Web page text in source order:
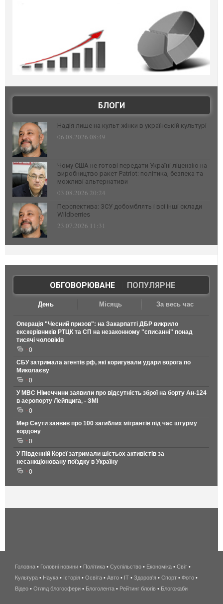
БЛОГИ
Надія лише на культ жінки в українській культурі
06.08.2026 08:49
Чому США не готові передати Україні ліцензію на
виробництво ракет Patriot: політика, безпека та
можливі альтернативи
03.08.2026 20:24
Перспектива: ЗСУ добомблять і всі інші склади
Wildberries
23.07.2026 11:31
ОБГОВОРЮВАНЕ| ПОПУЛЯРНЕ
День Місяць За весь час
Операція "Чесний призов": на Закарпатті ДБР викрило
екскерівників РТЦК та СП на незаконному "списанні" понад
тисячі чоловіків
0
СБУ затримала агентів рф, які коригували удари ворога по
Миколаєву
0
У МВС Німеччини заявили про відсутність зброї на борту Ан-124
в аеропорту Лейпцига, - ЗМІ
0
Мер Сеути заявив про 100 загиблих мігрантів під час штурму
кордону
0
У Південній Кореї затримали шістьох активістів за
несанкціоновану поїздку в Україну
0
беспроводной
интернет
киев
Головна • Головні новини • Політика • Суспільство • Економіка • Світ •
Культура • Наука • Історія • Освіта • Авто • IT • Здоров'я • Спорт • Фото •
Відео • Огляд блогосфери • Блоголента • Рейтинг блогів • Блогожаби